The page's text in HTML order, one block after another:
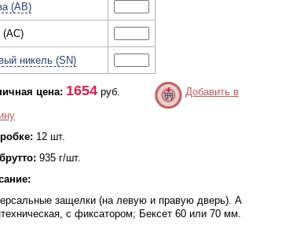
(AB)
никель (SN)
цена: 1654 руб.
Добавить в
12 шт.
935 г/шт.
защелки (на левую и правую дверь). А
с фиксатором; Бексет 60 или 70 мм.